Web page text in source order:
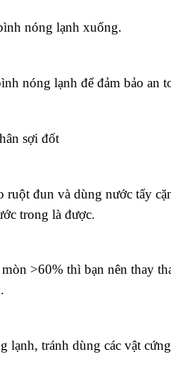
nóng lạnh xuống.
nóng lạnh để đảm bảo an
sợi đốt
đun và dùng nước tẩy
trong là được.
>60% thì bạn nên thay
tránh dùng các vật